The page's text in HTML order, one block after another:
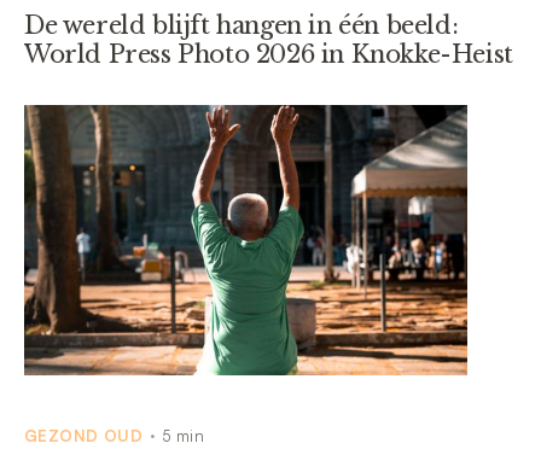
De wereld blijft hangen in één beeld:
World Press Photo 2026 in Knokke-Heist
GEZOND OUD • 5 min